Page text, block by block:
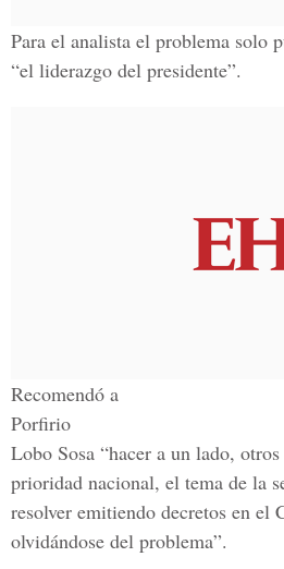
Para el analista el problema solo
“el liderazgo del presidente”.
Recomendó a
Porfirio
Lobo Sosa “hacer a un lado,
prioridad nacional, el tema de la
resolver emitiendo decretos en el
olvidándose del problema”.